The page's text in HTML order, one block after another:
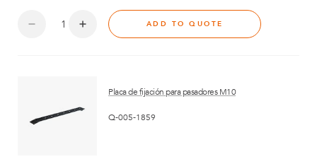
ADD TO QUOTE
Placa de fijación para pasadores M10
Q-005-1859